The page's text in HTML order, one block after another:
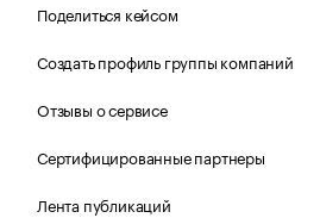
Поделиться кейсом
Создать профиль группы компаний
Отзывы о сервисе
Сертифицированные партнеры
Лента публикаций